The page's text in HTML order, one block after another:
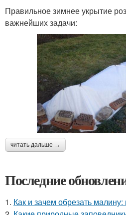
Правильное зимнее укрытие
важнейших задачи:
читать дальше →
Последние
1. Как и зачем обрезать